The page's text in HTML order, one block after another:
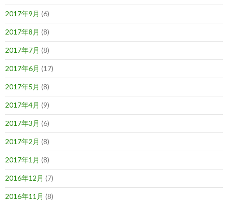
2017年9月 (6)
2017年8月 (8)
2017年7月 (8)
2017年6月 (17)
2017年5月 (8)
2017年4月 (9)
2017年3月 (6)
2017年2月 (8)
2017年1月 (8)
2016年12月 (7)
2016年11月 (8)